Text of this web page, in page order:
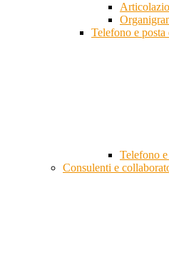
Telefono e posta
Telefono
Consulenti e